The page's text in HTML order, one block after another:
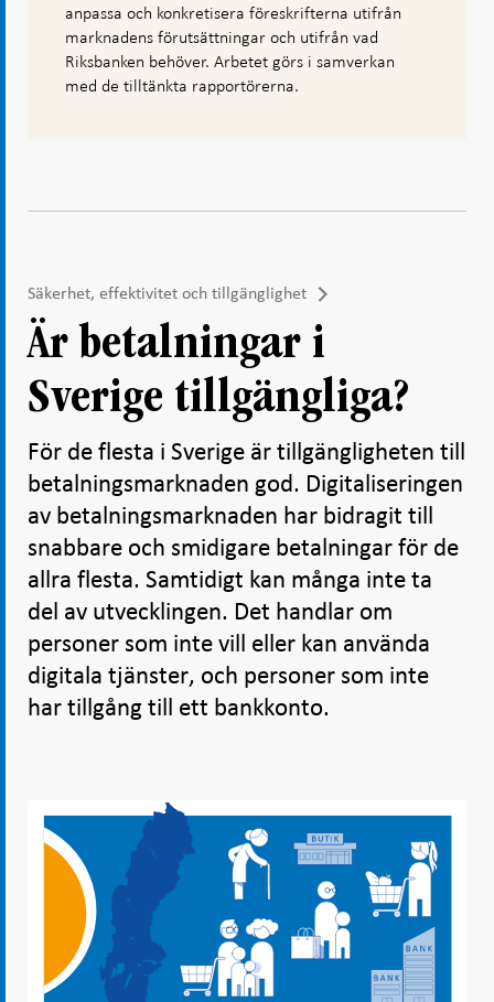
anpassa och konkretisera föreskrifterna utifrån
marknadens förutsättningar och utifrån vad
Riksbanken behöver. Arbetet görs i samverkan
med de tilltänkta rapportörerna.
Säkerhet, effektivitet och tillgänglighet
Är betalningar i
Sverige tillgängliga?
För de flesta i Sverige är tillgängligheten till
betalningsmarknaden god. Digitaliseringen
av betalningsmarknaden har bidragit till
snabbare och smidigare betalningar för de
allra flesta. Samtidigt kan många inte ta
del av utvecklingen. Det handlar om
personer som inte vill eller kan använda
digitala tjänster, och personer som inte
har tillgång till ett bankkonto.